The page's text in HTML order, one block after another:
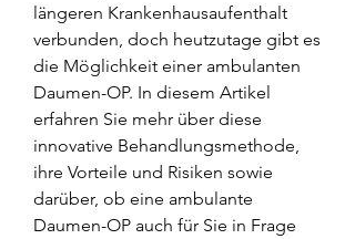
längeren Krankenhausaufenthalt
verbunden, doch heutzutage gibt es
die Möglichkeit einer ambulanten
Daumen-OP. In diesem Artikel
erfahren Sie mehr über diese
innovative Behandlungsmethode,
ihre Vorteile und Risiken sowie
darüber, ob eine ambulante
Daumen-OP auch für Sie in Frage